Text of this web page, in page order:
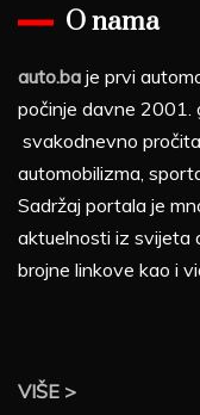
O nama
auto.ba je prvi
počinje davne 2001.
svakodnevno
automobilizma,
Sadržaj portala je
aktuelnosti iz svijeta
brojne linkove kao i
VIŠE >